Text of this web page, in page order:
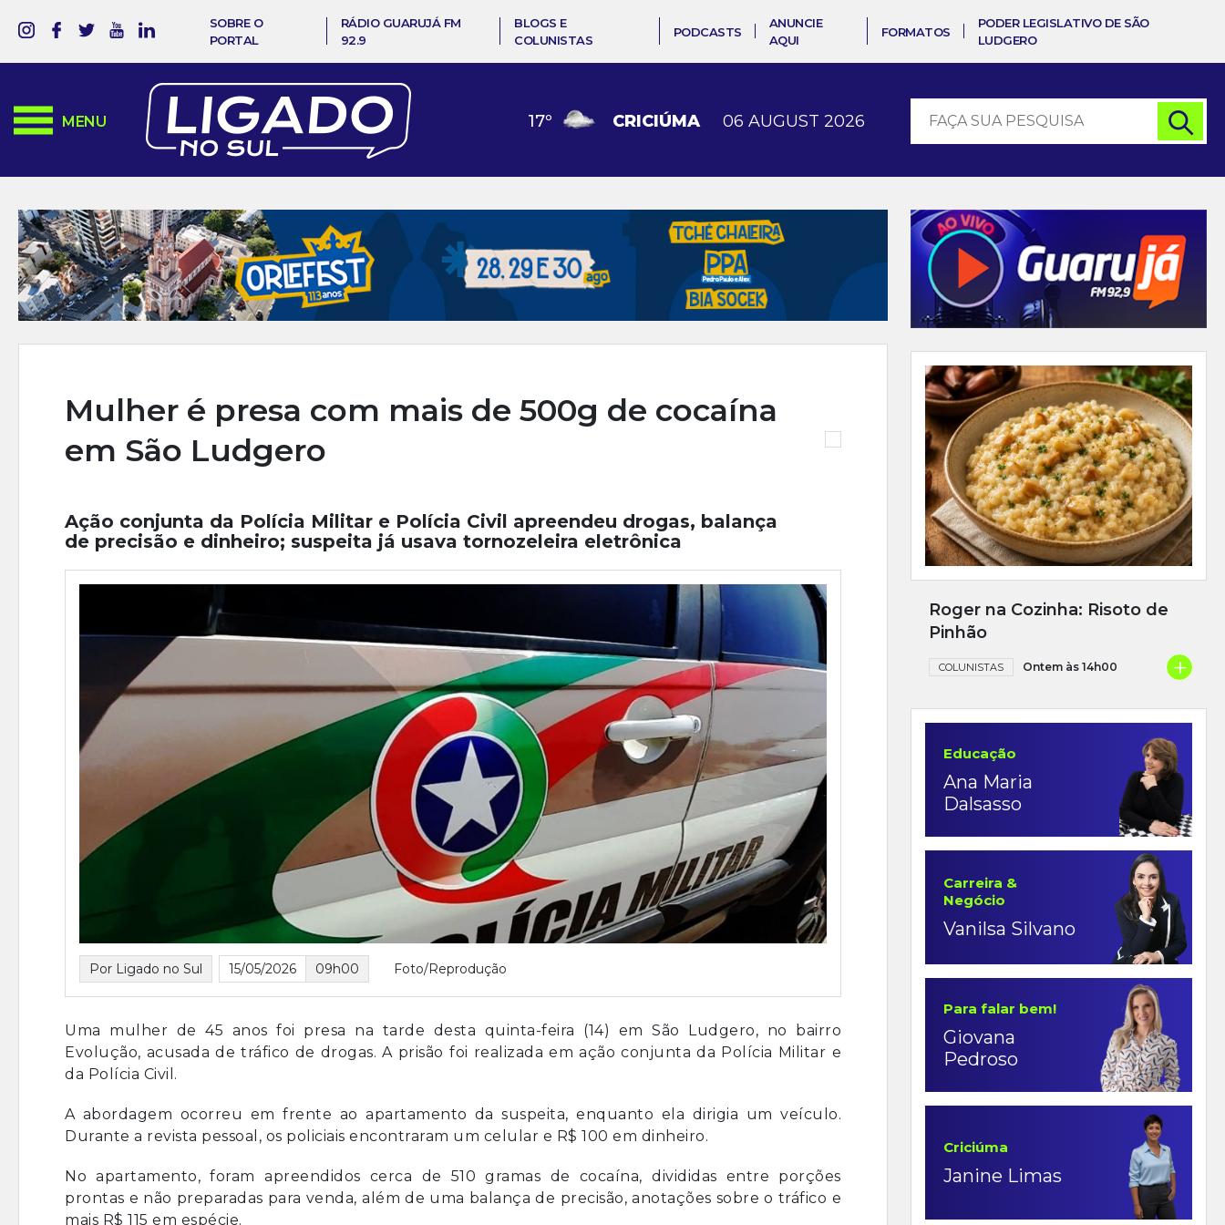
SOBRE O
PORTAL
RÁDIO GUARUJÁ FM
92.9
BLOGS E
COLUNISTAS
PODCASTS
ANUNCIE
AQUI
FORMATOS
PODER LEGISLATIVO DE SÃO
LUDGERO
MENU 17º CRICIÚMA 06 AUGUST 2026
Mulher é presa com mais de 500g de cocaína
em São Ludgero
Ação conjunta da Polícia Militar e Polícia Civil apreendeu drogas, balança
de precisão e dinheiro; suspeita já usava tornozeleira eletrônica
Por Ligado no Sul 15/05/2026 09h00 Foto/Reprodução
Uma mulher de 45 anos foi presa na tarde desta quinta-feira (14) em São Ludgero, no bairro
Evolução, acusada de tráfico de drogas. A prisão foi realizada em ação conjunta da Polícia Militar e
da Polícia Civil.
A abordagem ocorreu em frente ao apartamento da suspeita, enquanto ela dirigia um veículo.
Durante a revista pessoal, os policiais encontraram um celular e R$ 100 em dinheiro.
No apartamento, foram apreendidos cerca de 510 gramas de cocaína, divididas entre porções
prontas e não preparadas para venda, além de uma balança de precisão, anotações sobre o tráfico e
mais R$ 115 em espécie.
Roger na Cozinha: Risoto de
Pinhão
COLUNISTAS Ontem às 14h00 +
Educação
Ana Maria
Dalsasso
Carreira &
Negócio
Vanilsa Silvano
Para falar bem!
Giovana
Pedroso
Criciúma
Janine Limas